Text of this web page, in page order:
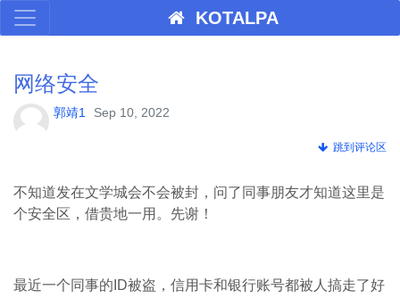
KOTALPA
网络安全
郭靖1 Sep 10, 2022
跳到评论区
不知道发在文学城会不会被封，问了同事朋友才知道这里是
个安全区，借贵地一用。先谢！
最近一个同事的ID被盗，信用卡和银行账号都被人搞走了好